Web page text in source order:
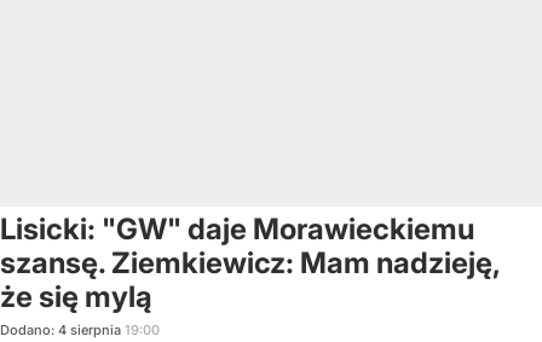
Lisicki: "GW" daje Morawieckiemu
szansę. Ziemkiewicz: Mam nadzieję,
że się mylą
Dodano: 4 sierpnia 19:00